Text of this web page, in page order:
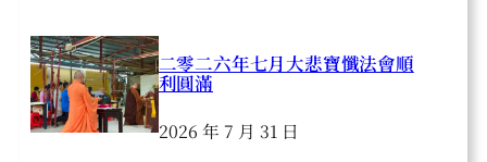
二零二六年七月大悲寶懺法會順
利圓滿
2026 年 7 月 31 日